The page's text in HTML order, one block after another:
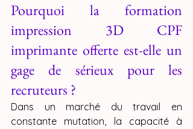
Pourquoi la formation
impression 3D CPF
imprimante offerte est-elle un
gage de sérieux pour les
recruteurs ?
Dans un marché du travail en
constante mutation, la capacité à